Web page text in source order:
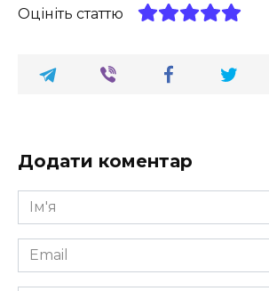
Оцініть статтю
Додати коментар
Ім'я
*
Email
*